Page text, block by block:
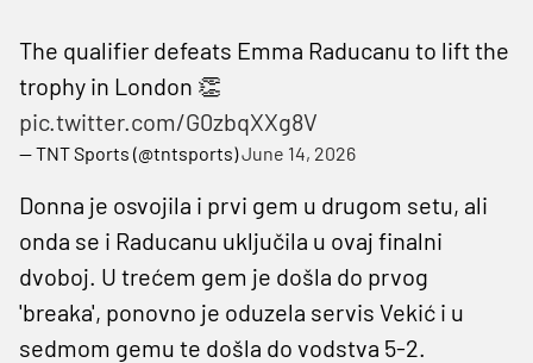
The qualifier defeats Emma Raducanu to lift the
trophy in London 👏
pic.twitter.com/G0zbqXXg8V
— TNT Sports (@tntsports)June 14, 2026
Donna je osvojila i prvi gem u drugom setu, ali
onda se i Raducanu uključila u ovaj finalni
dvoboj. U trećem gem je došla do prvog
'breaka', ponovno je oduzela servis Vekić i u
sedmom gemu te došla do vodstva 5-2.